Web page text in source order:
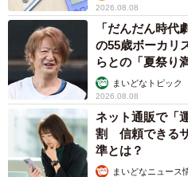
2026.08.08
「だんだん時
の55歳ボーカリ
らとの「夏祭り
まいどなトピック
2026.08.08
ネット通販で「
割 信頼できる
準とは？
まいどなニュース